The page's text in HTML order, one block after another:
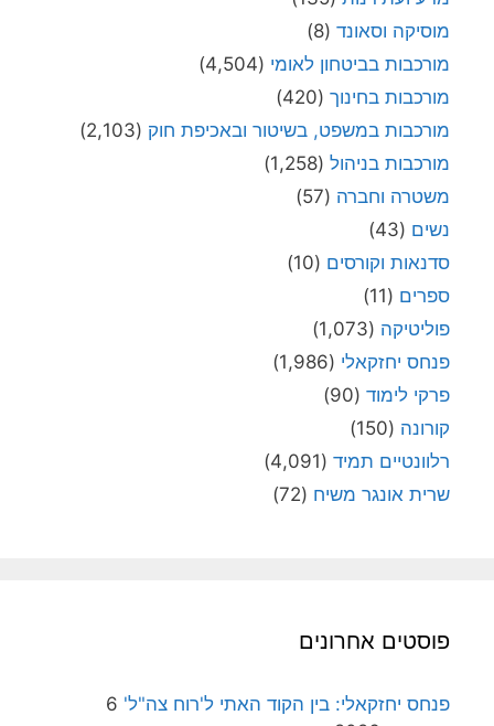
מוסיקה וסאונד (8)
מורכבות בביטחון לאומי (4,504)
מורכבות בחינוך (420)
מורכבות במשפט, בשיטור ובאכיפת חוק (2,103)
מורכבות בניהול (1,258)
משטרה וחברה (57)
נשים (43)
סדנאות וקורסים (10)
ספרים (11)
פוליטיקה (1,073)
פנחס יחזקאלי (1,986)
פרקי לימוד (90)
קורונה (150)
רלוונטיים תמיד (4,091)
שרית אונגר משיח (72)
פוסטים אחרונים
פנחס יחזקאלי: בין הקוד האתי ל'רוח צה"ל' 6